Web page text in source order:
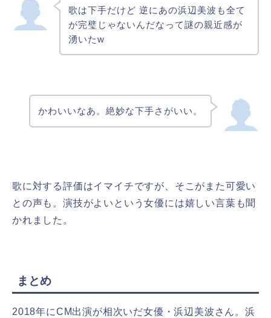
歌は下手だけど 逆にあの浜辺美波も全て
が完璧じゃないんだなって謎の親近感が
湧いたw
かわいいなあ。絶妙な下手さがいい。
歌に対する評価はイマイチですが、そこがまた可愛い
との声も。演技がよいという女優には嬉しい言葉も聞
かれました。
まとめ
2018年にCM出演が相次いだ女優・浜辺美波さん。浜